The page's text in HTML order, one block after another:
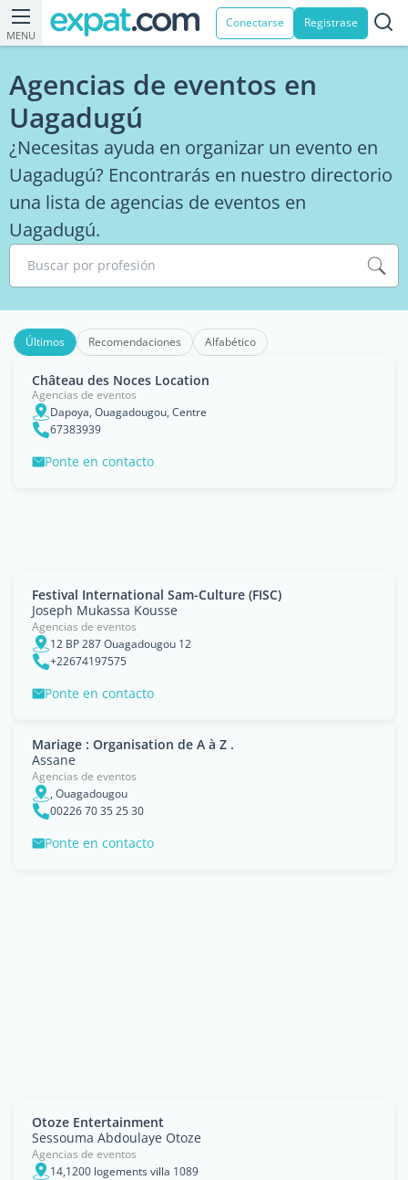
MENU
Conectarse Registrase
Agencias de eventos en
Uagadugú
¿Necesitas ayuda en organizar un evento en
Uagadugú? Encontrarás en nuestro directorio
una lista de agencias de eventos en
Uagadugú.
Buscar por profesión
Últimos Recomendaciones Alfabético
Château des Noces Location
Agencias de eventos
Dapoya, Ouagadougou, Centre
67383939
Ponte en contacto
Festival International Sam-Culture (FISC)
Joseph Mukassa Kousse
Agencias de eventos
12 BP 287 Ouagadougou 12
+22674197575
Ponte en contacto
Mariage : Organisation de A à Z .
Assane
Agencias de eventos
, Ouagadougou
00226 70 35 25 30
Ponte en contacto
Otoze Entertainment
Sessouma Abdoulaye Otoze
Agencias de eventos
14,1200 logements villa 1089